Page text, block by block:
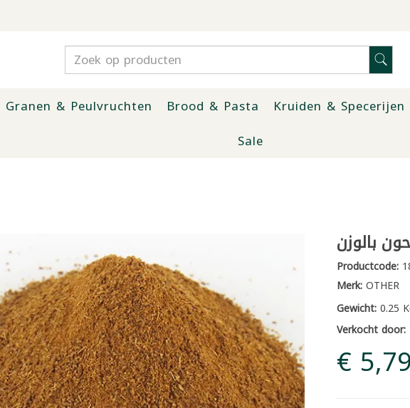
Granen & Peulvruchten Brood & Pasta Kruiden & Specerijen
Sale
بالوزن
Productcode:
Merk:OTHER
Gewicht:0.25
Verkocht door:
€ 5,79